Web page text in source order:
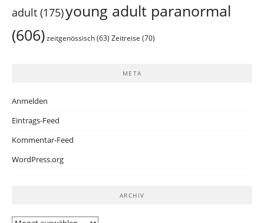
adult (175)young adult paranormal
(606) zeitgenössisch (63) Zeitreise (70)
META
Anmelden
Eintrags-Feed
Kommentar-Feed
WordPress.org
ARCHIV